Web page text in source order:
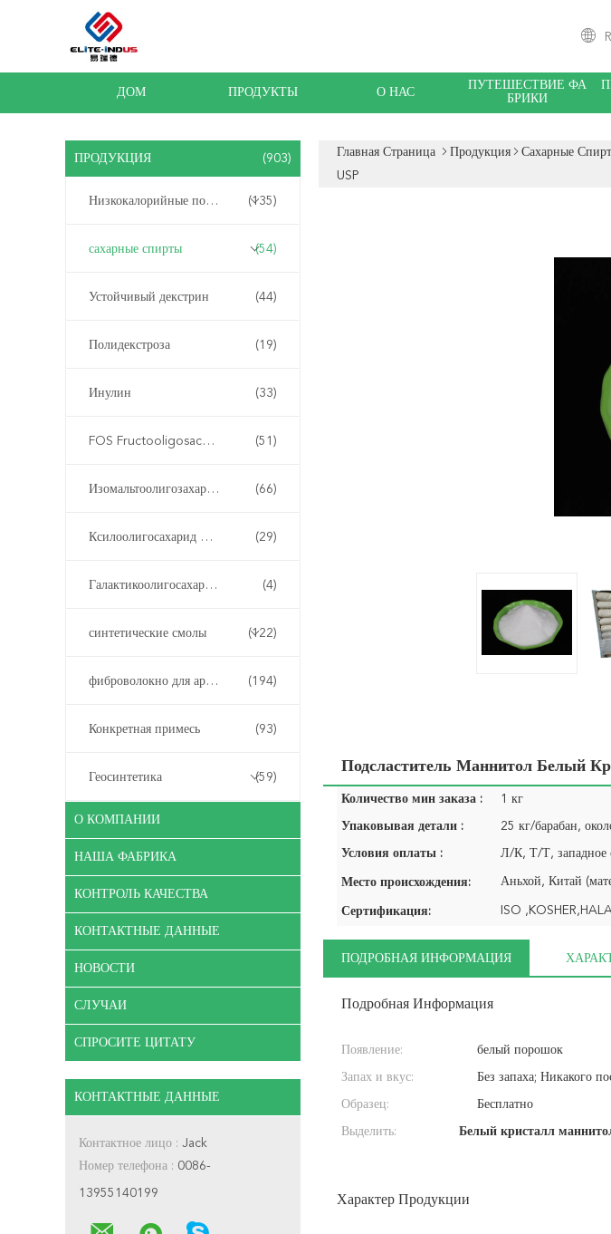
ДОМ ПРОДУКТЫ О НАС
ПУТЕШЕСТВИЕ ФА
БРИКИ
ПРОДУКЦИЯ (903)
Низкокалорийные подсластители (135)
сахарные спирты (54)
Устойчивый декстрин (44)
Полидекстроза (19)
Инулин (33)
FOS Fructooligosaccharide (51)
Изомальтоолигозахарид ИМО (66)
Ксилоолигосахарид XOS (29)
Галактикоолигосахарид ГОС (4)
синтетические смолы (122)
фиброволокно для армирования бетона (194)
Конкретная примесь (93)
Геосинтетика (59)
О КОМПАНИИ
НАША ФАБРИКА
КОНТРОЛЬ КАЧЕСТВА
КОНТАКТНЫЕ ДАННЫЕ
НОВОСТИ
СЛУЧАИ
СПРОСИТЕ ЦИТАТУ
КОНТАКТНЫЕ ДАННЫЕ
Контактное лицо : Jack
Номер телефона : 0086-
13955140199
Главная Страница Продукция Сахарные
USP
Подсластитель Маннитол Белый
Количество мин заказа : 1 кг
Упаковывая детали :
Условия оплаты : Л/К, Т/Т, западное
Место происхождения: Аньхой, Китай
Сертификация: ISO
ПОДРОБНАЯ ИНФОРМАЦИЯ
Подробная Информация
Появление: белый порошок
Запах и вкус: Без запаха; Никакого
Образец: Бесплатно
Выделить: Белый кристалл
Характер Продукции